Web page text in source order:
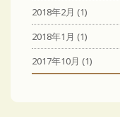
2018年2月 (1)
2018年1月 (1)
2017年10月 (1)